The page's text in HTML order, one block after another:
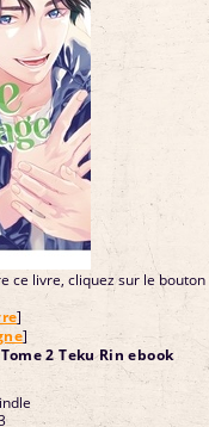
ce livre, cliquez sur le bouton
]
]
2 Teku Rin ebook